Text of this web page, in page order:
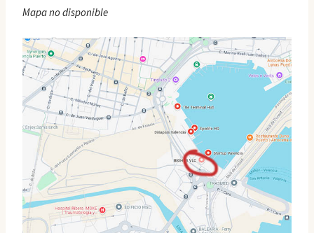
Mapa no disponible